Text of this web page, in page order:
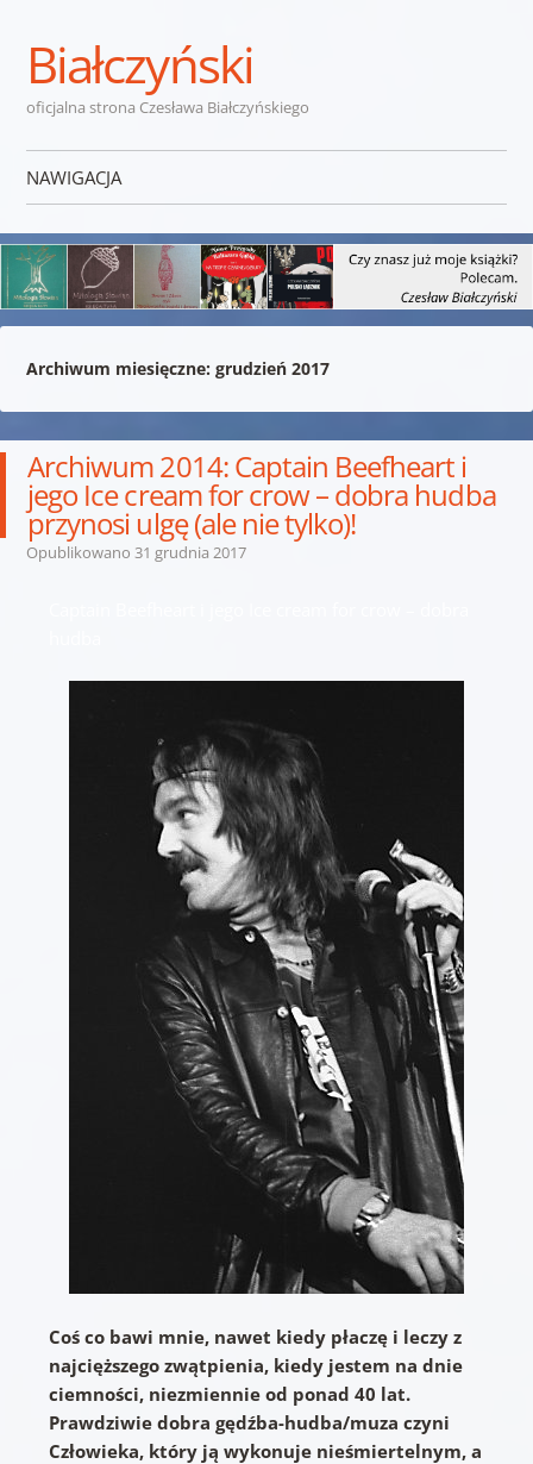
Białczyński
oficjalna strona Czesława Białczyńskiego
NAWIGACJA
Archiwum miesięczne: grudzień 2017
Archiwum 2014: Captain Beefheart i
jego Ice cream for crow – dobra hudba
przynosi ulgę (ale nie tylko)!
Opublikowano 31 grudnia 2017
Coś co bawi mnie, nawet kiedy płaczę i leczy z
najcięższego zwątpienia, kiedy jestem na dnie
ciemności, niezmiennie od ponad 40 lat.
Prawdziwie dobra gędźba-hudba/muza czyni
Człowieka, który ją wykonuje nieśmiertelnym, a